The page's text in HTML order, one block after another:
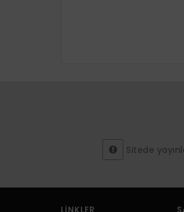
Sitede
LINKLER